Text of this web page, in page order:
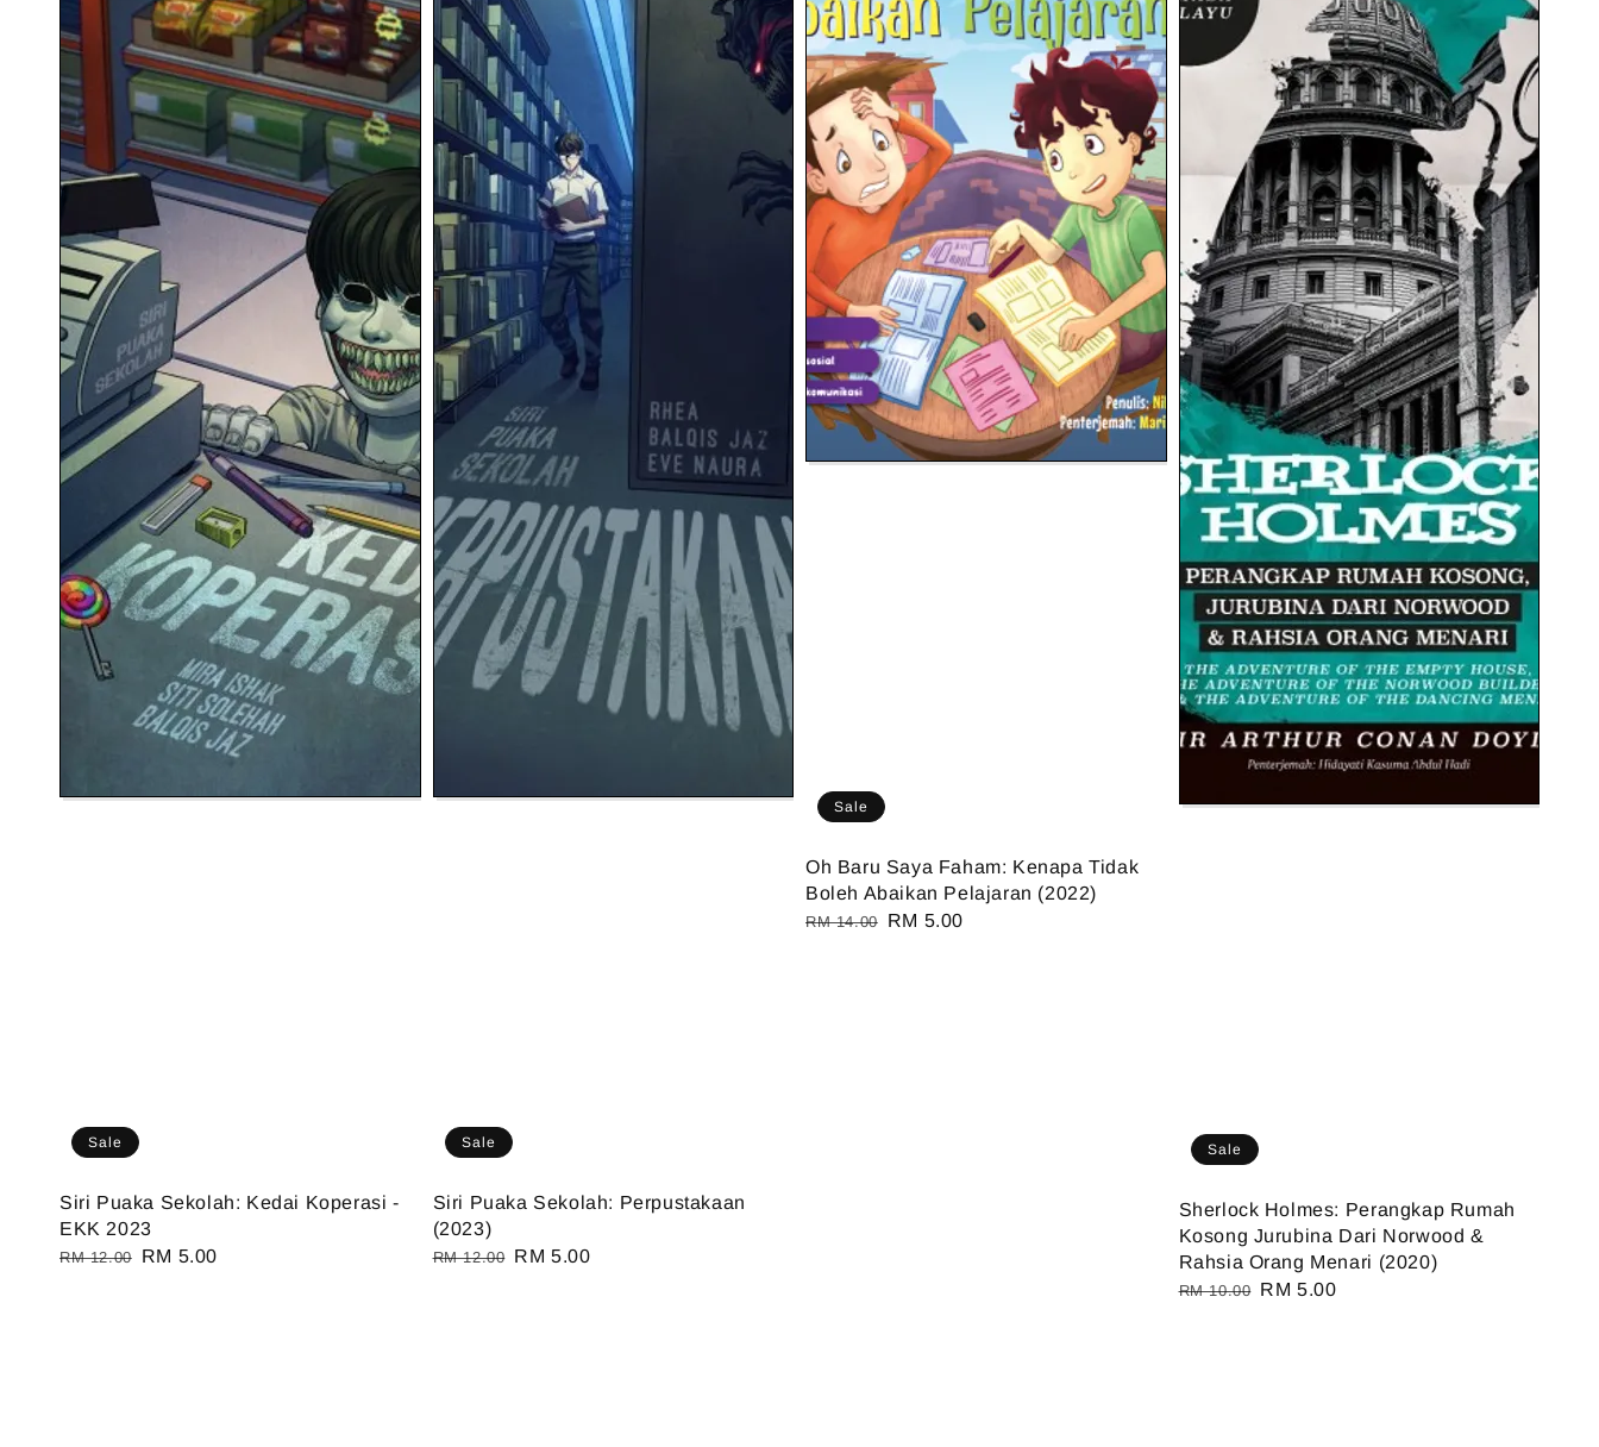
Sale
Siri Puaka Sekolah: Kedai Koperasi -
EKK 2023
Regular
RM 12.00
Sale
RM 5.00
Sale
Siri Puaka Sekolah: Perpustakaan
(2023)
Regular
RM 12.00 Sale
RM 5.00
Sale
Oh Baru Saya Faham: Kenapa Tidak
Boleh Abaikan Pelajaran (2022)
Regular
RM 14.00
Sale
RM 5.00
Sale
Sherlock Holmes: Perangkap Rumah
Kosong Jurubina Dari Norwood &
Rahsia Orang Menari (2020)
Regular
RM 10.00 Sale
RM 5.00